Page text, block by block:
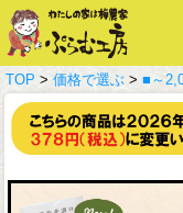
TOP > 価格で選ぶ > ■～